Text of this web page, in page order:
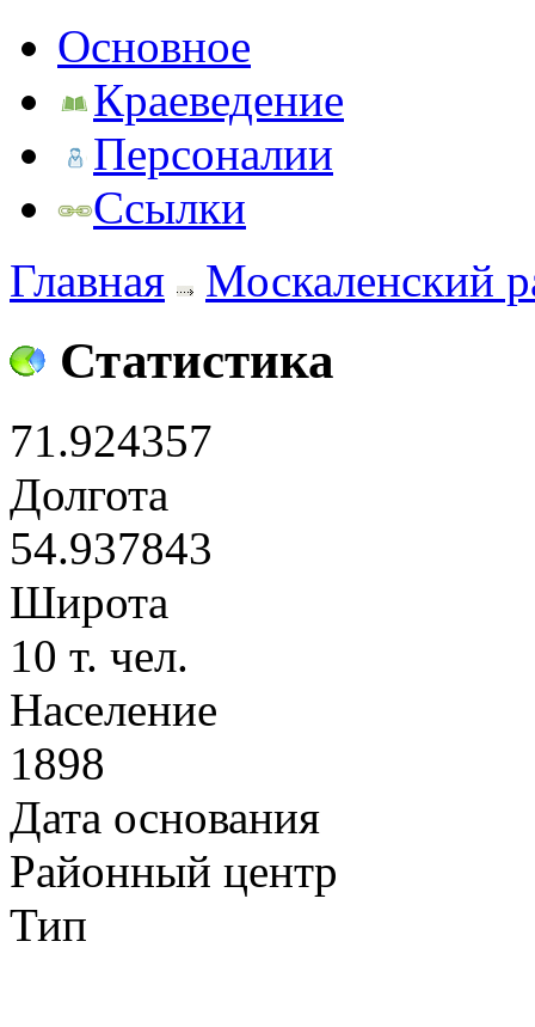
Основное
Краеведение
Персоналии
Ссылки
Главная
Москаленский
Статистика
71.924357
Долгота
54.937843
Широта
10 т. чел.
Население
1898
Дата основания
Районный центр
Тип